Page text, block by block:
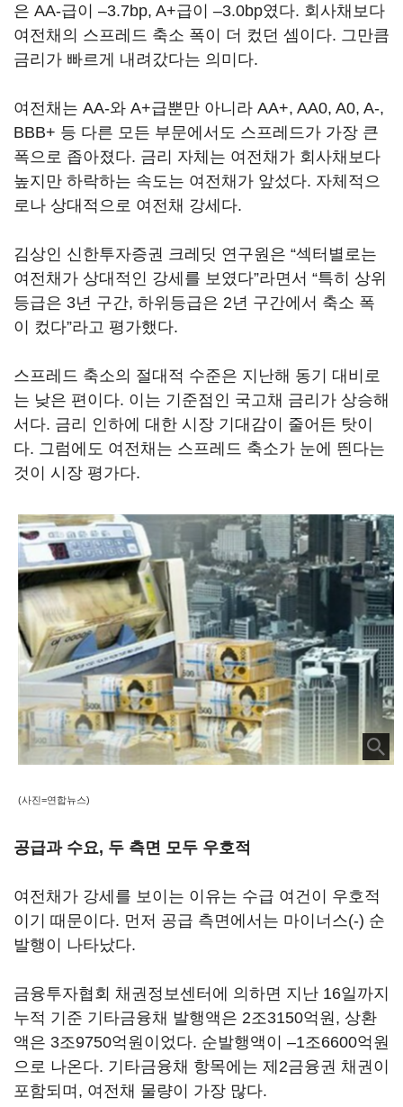
은 AA-급이 –3.7bp, A+급이 –3.0bp였다. 회사채보다
여전채의 스프레드 축소 폭이 더 컸던 셈이다. 그만큼
금리가 빠르게 내려갔다는 의미다.
여전채는 AA-와 A+급뿐만 아니라 AA+, AA0, A0, A-,
BBB+ 등 다른 모든 부문에서도 스프레드가 가장 큰
폭으로 좁아졌다. 금리 자체는 여전채가 회사채보다
높지만 하락하는 속도는 여전채가 앞섰다. 자체적으
로나 상대적으로 여전채 강세다.
김상인 신한투자증권 크레딧 연구원은 “섹터별로는
여전채가 상대적인 강세를 보였다”라면서 “특히 상위
등급은 3년 구간, 하위등급은 2년 구간에서 축소 폭
이 컸다”라고 평가했다.
스프레드 축소의 절대적 수준은 지난해 동기 대비로
는 낮은 편이다. 이는 기준점인 국고채 금리가 상승해
서다. 금리 인하에 대한 시장 기대감이 줄어든 탓이
다. 그럼에도 여전채는 스프레드 축소가 눈에 띈다는
것이 시장 평가다.
(사진=연합뉴스)
공급과 수요, 두 측면 모두 우호적
여전채가 강세를 보이는 이유는 수급 여건이 우호적
이기 때문이다. 먼저 공급 측면에서는 마이너스(-) 순
발행이 나타났다.
금융투자협회 채권정보센터에 의하면 지난 16일까지
누적 기준 기타금융채 발행액은 2조3150억원, 상환
액은 3조9750억원이었다. 순발행액이 –1조6600억원
으로 나온다. 기타금융채 항목에는 제2금융권 채권이
포함되며, 여전채 물량이 가장 많다.